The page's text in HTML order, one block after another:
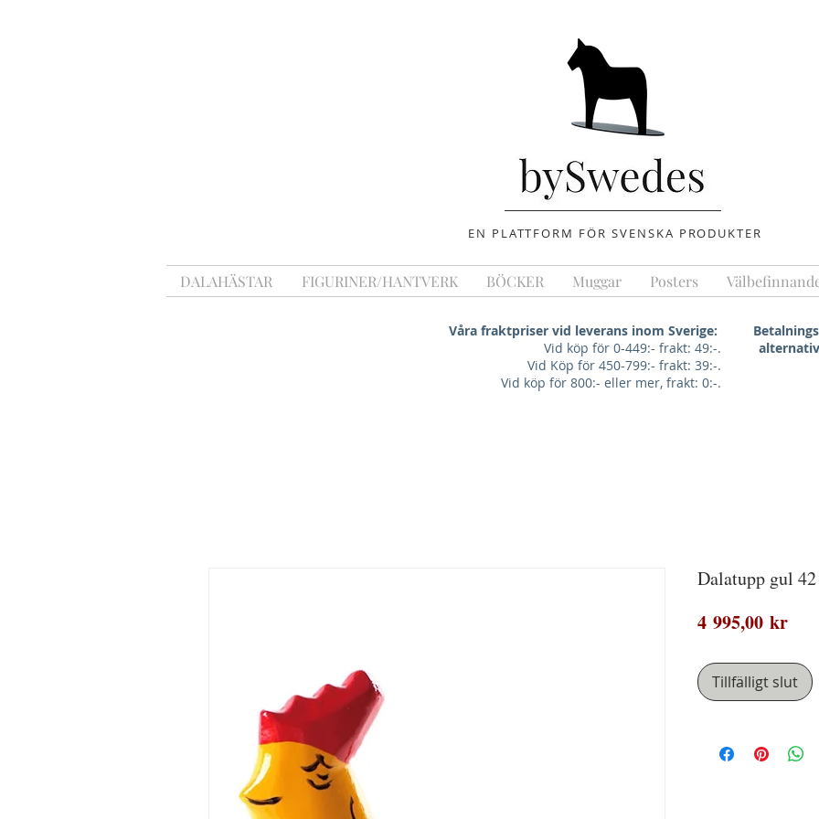
EN PLATTFORM FÖR SVENSKA PRODUKTER
DALAHÄSTAR FIGURINER/HANTVERK BÖCKER Muggar Posters
Våra fraktpriser vid leverans inom Sverige:
Vid köp för 0-449:- frakt: 49:-.
Vid Köp för 450-799:- frakt: 39:-.
Vid köp för 800:- eller mer, frakt: 0:-.
Dalatupp gul
4 995,00 krPris
Tillfälligt slut